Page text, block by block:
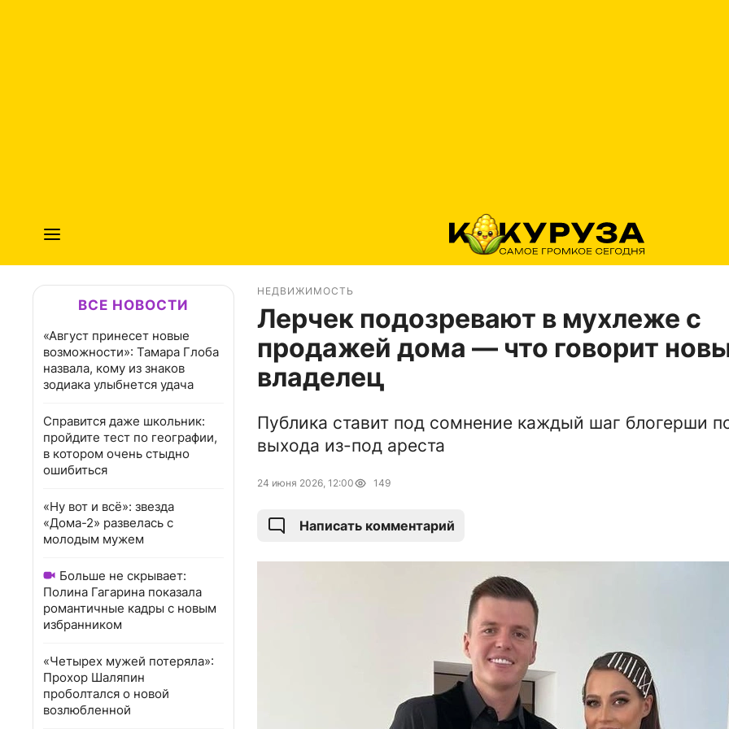
ВСЕ НОВОСТИ
«Август принесет новые
возможности»: Тамара Глоба
назвала, кому из знаков
зодиака улыбнется удача
Справится даже школьник:
пройдите тест по географии,
в котором очень стыдно
ошибиться
«Ну вот и всё»: звезда
«Дома-2» развелась с
молодым мужем
Больше не скрывает:
Полина Гагарина показала
романтичные кадры с новым
избранником
«Четырех мужей потеряла»:
Прохор Шаляпин
проболтался о новой
возлюбленной
НЕДВИЖИМОСТЬ
Лерчек подозревают в мухлеже с
продажей дома — что говорит
владелец
Публика ставит под сомнение каждый шаг блогерши
выхода из-под ареста
24 июня 2026, 12:00 149
Написать комментарий